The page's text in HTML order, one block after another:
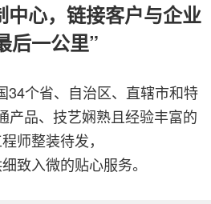
中心，链接客户与企业
后一公里”
34个省、自治区、直辖市和特
产品、技艺娴熟且经验丰富的
师整装待发，
致入微的贴心服务。